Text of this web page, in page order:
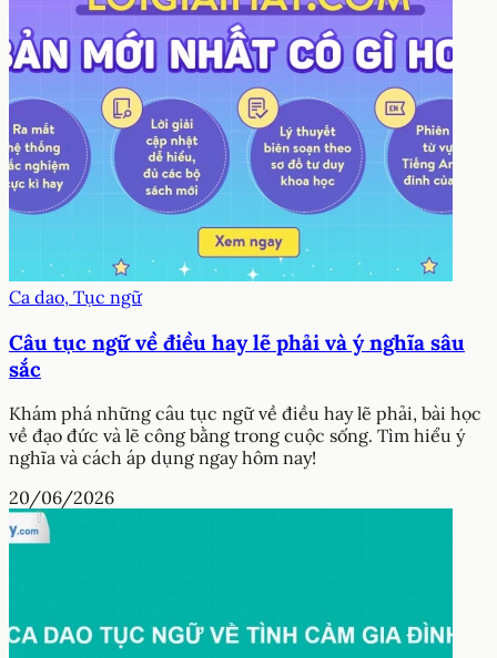
Ca dao, Tục ngữ
Câu tục ngữ về điều hay lẽ phải và ý nghĩa sâu
sắc
Khám phá những câu tục ngữ về điều hay lẽ phải, bài học
về đạo đức và lẽ công bằng trong cuộc sống. Tìm hiểu ý
nghĩa và cách áp dụng ngay hôm nay!
20/06/2026